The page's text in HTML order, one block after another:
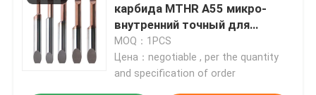
карбида MTHR A55 микро-
внутренний точный для
небольшого токарного станка
MOQ：1PCS
Цена：negotiable , per the quantity
and specification of order